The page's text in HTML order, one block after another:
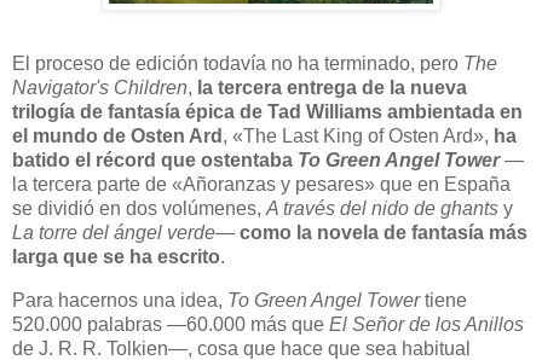
E l proceso de edición todavía no ha terminado, pero The
Navigator's Children, la tercera entrega de la nueva
trilogía de fantasía épica de Tad Williams ambientada en
el mundo de Osten Ard , «The Last King of Osten Ard», ha
batido el récord que ostentaba To Green Angel Tower—
la tercera parte de «Añoranzas y pesares» que en España
se dividió en dos volúmenes, A través del nido de ghants y
La torre del ángel verde— como la novela de fantasía más
larga que se ha escrito.
Para hacernos una idea, To Green Angel Towertiene
520.000 palabras —60.000 más que El Señor de los Anillos
de J. R. R. Tolkien—, cosa que hace que sea habitual